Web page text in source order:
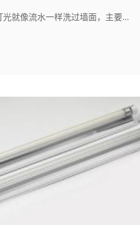
LED洗墙灯，犹如其名一样，让灯光就像流水一样洗过墙面，主要也是用来做建筑装饰照明之用，还有用来勾勒大型建筑的轮廓！由于LED具有节能、光效高、色彩丰富、寿命长等特点，所以在2013年其他光源的洗墙灯逐渐被LED洗墙灯代替。LED洗墙灯成了现代户外亮化的重要角色之一，广泛被大部分灯饰设计师所选用。洗墙灯的质量，是通过检验来确定的。那么洗墙灯怎么检验呢？本文将为大家详细介绍一下洗墙灯检验方法与标准，希望大家学有所成。